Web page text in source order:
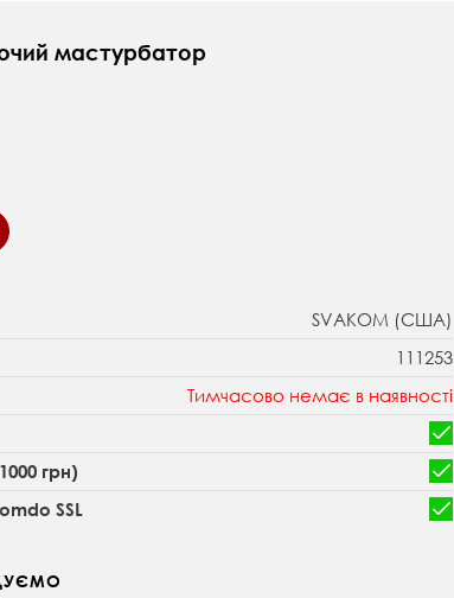
мастурбатор
SVAKOM (США)
111253
Тимчасово немає в наявності
грн)
SSL